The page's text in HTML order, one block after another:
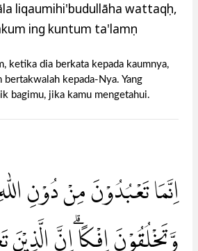
liqaumihi'budullāha wattaqụh,
ing kuntum ta'lamụn
ketika dia berkata kepada kaumnya,
bertakwalah kepada-Nya. Yang
bagimu, jika kamu mengetahui.
اِنَّمَا تَعْبُدُوْنَ مِنْ دُوْنِ اللّٰهِ
وَّتَخْلُقُوْنَ اِفْكًا ۗاِنَّ